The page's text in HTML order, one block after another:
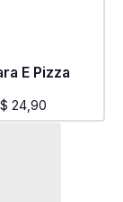
E Pizza
24 90